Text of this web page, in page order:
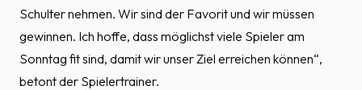
Schulter nehmen. Wir sind der Favorit und wir müssen
gewinnen. Ich hoffe, dass möglichst viele Spieler am
Sonntag fit sind, damit wir unser Ziel erreichen können“,
betont der Spielertrainer.